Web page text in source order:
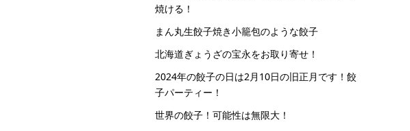
焼ける！
まん丸生餃子焼き小籠包のような餃子
北海道ぎょうざの宝永をお取り寄せ！
2024年の餃子の日は2月10日の旧正月です！餃
子パーティー！
世界の餃子！可能性は無限大！